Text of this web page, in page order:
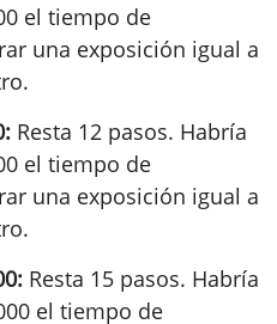
el tiempo de
una exposición igual a
Resta 12 pasos. Habría
el tiempo de
una exposición igual a
Resta 15 pasos. Habría
el tiempo de